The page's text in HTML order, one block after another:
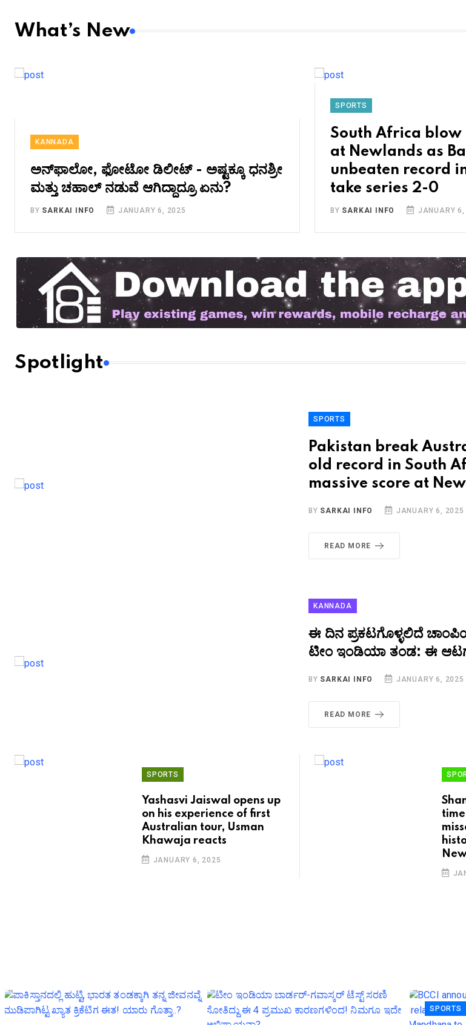
What’s New
KANNADA
ಅನ್‌ಫಾಲೋ, ಫೋಟೋ ಡಿಲೀಟ್‌ - ಅಷ್ಟಕ್ಕೂ ಧನಶ್ರೀ
ಮತ್ತು ಚಹಾಲ್‌ ನಡುವೆ ಆಗಿದ್ದಾದ್ರೂ ಏನು?
BY SARKAI INFO JANUARY 6, 2025
SPORTS
South Africa blow
at Newlands as
unbeaten record
take series 2-0
BY SARKAI INFO JANUARY
Spotlight
SPORTS
Pakistan break
old record in South
massive score at
BY SARKAI INFO JANUARY 6, 2025
READ MORE
KANNADA
ಈ ದಿನ ಪ್ರಕಟಗೊಳ್ಳಲಿದೆ
ಟೀಂ ಇಂಡಿಯಾ ತಂಡ: ಈ
BY SARKAI INFO JANUARY 6, 2025
READ MORE
SPORTS
Yashasvi Jaiswal opens up
on his experience of first
Australian tour, Usman
Khawaja reacts
JANUARY 6, 2025
SPORTS